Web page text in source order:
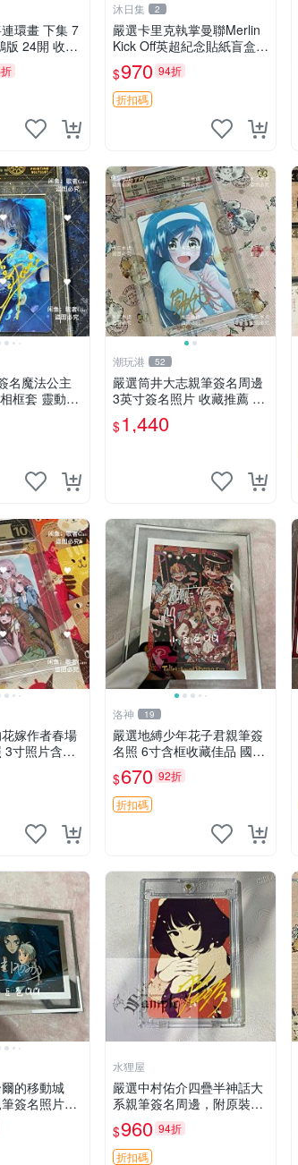
環畫 下集 7
版 24開 收藏
疵
沐日集 2
嚴選卡里克執掌曼聯Merlin
Kick Off英超紀念貼紙盲盒珍
藏款 英超 貼紙 紀念盲盒
$970 94折
折扣碼
名魔法公主
框套 靈動希
法公主 希婭
潮玩港 52
嚴選筒井大志親筆簽名周邊
3英寸簽名照片 收藏推薦 簽
名周邊 3英寸 簽名 照片
$1,440
嫁作者春場
3寸照片含原
周邊適合珍藏
片 春場蔥
洛神 19
嚴選地縛少年花子君親筆簽
名照 6寸含框收藏佳品 國際
知名漫畫作品限量周邊 地縛
少年花子君 簽名照片 漫畫
迷必備收藏品
$670 92折
折扣碼
的移動城
簽名照片，
哈爾的移動
周邊
水狸屋
嚴選中村佑介四疊半神話大
系親筆簽名周邊，附原裝卡
磚 亞克力照片 3寸大小 簽名
照 收藏級 周邊商品
$960 94折
折扣碼